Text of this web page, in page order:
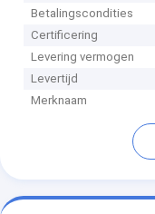
Betalingscondities
Certificering
Levering vermogen
Levertijd
Merknaam